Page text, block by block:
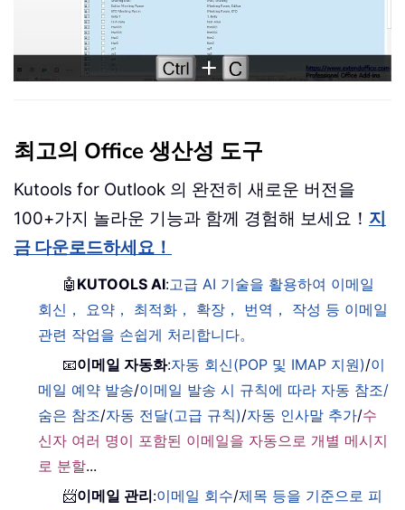
최고의 Office 생산성 도구
Kutools for Outlook 의 완전히 새로운 버전을
100+가지 놀라운 기능과 함께 경험해 보세요！ 지
금 다운로드하세요！
🤖 KUTOOLS AI:고급 AI 기술을 활용하여 이메일
회신， 요약， 최적화， 확장， 번역， 작성 등 이메일
관련 작업을 손쉽게 처리합니다。
📧이메일 자동화:자동 회신(POP 및 IMAP 지원)/이
메일 예약 발송/이메일 발송 시 규칙에 따라 자동 참조/
숨은 참조/자동 전달(고급 규칙)/자동 인사말 추가/수
신자 여러 명이 포함된 이메일을 자동으로 개별 메시지
로 분할...
📨이메일 관리:이메일 회수/제목 등을 기준으로 피